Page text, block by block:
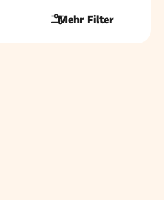
Mehr Filter